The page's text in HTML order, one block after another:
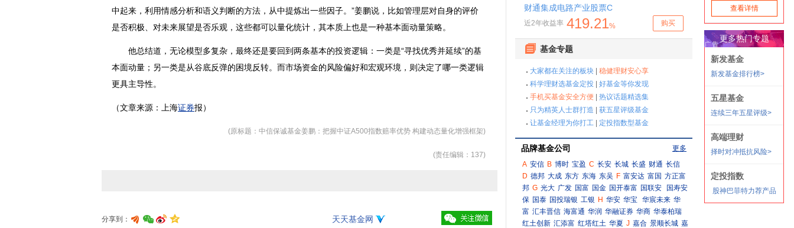
中起来，利用情感分析和语义判断的方法，从中提炼出一些因子。”姜鹏说，比如管理层对自身的评价
是否积极、对未来展望是否乐观，这些都可以量化统计，其本质上也是一种基本面动量策略。
他总结道，无论模型多复杂，最终还是要回到两条基本的投资逻辑：一类是“寻找优秀并延续”的基
本面动量；另一类是从谷底反弹的困境反转。而市场资金的风险偏好和宏观环境，则决定了哪一类逻辑
更具主导性。
（文章来源：上海证券报）
(原标题：中信保诚基金姜鹏：把握中证A500指数赔率优势 构建动态量化增强框架)
(责任编辑：137)
分享到： 天天基金网
品牌基金公司
更多
A 安信 B 博时 宝盈 C 长安 长城 长盛 财通 长信
D 德邦 大成 东方 东海 东吴 F 富安达 富国 方正富
邦 G 光大 广发 国富 国金 国开泰富 国联安
国寿安
保 国泰 国投瑞银 工银 H 华安 华宝 华宸未来 华
富 汇丰晋信 海富通 华润 华融证券 华商 华泰柏瑞
红土创新 汇添富 红塔红土 华夏 J 嘉合 景顺长城 嘉